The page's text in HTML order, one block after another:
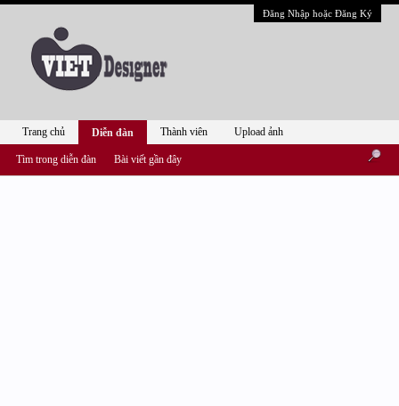
Đăng Nhập hoặc Đăng Ký
Trang chủ Diễn đàn
Tìm trong diễn đàn Bài viết gần đây
Thành viên Upload ảnh